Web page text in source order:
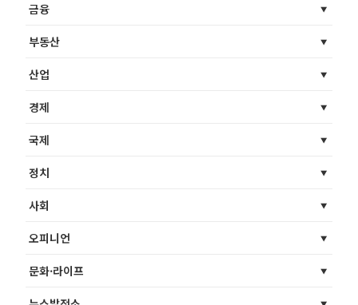
금융
부동산
산업
경제
국제
정치
사회
오피니언
문화·라이프